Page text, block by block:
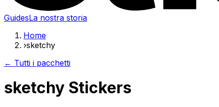
GuidesLa nostra storia
Home
›sketchy
← Tutti i pacchetti
sketchy Stickers